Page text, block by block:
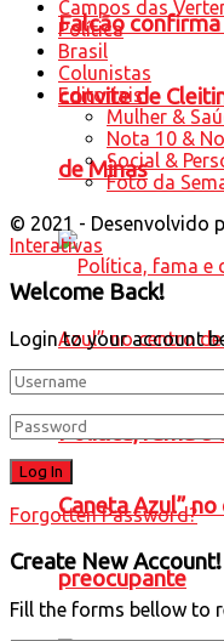
Falcão
convite de
de Minas
Política, fama e
Caneta Azul”
preocupante
Campos das
Política
Brasil
Colunistas
Editoriais
Mulher &
Nota 10 &
Social &
Foto da
© 2021 - Desenvolvido
Interativas
Welcome Back!
Login to your account
Forgotten Password?
Create New Account!
Fill the forms bellow to